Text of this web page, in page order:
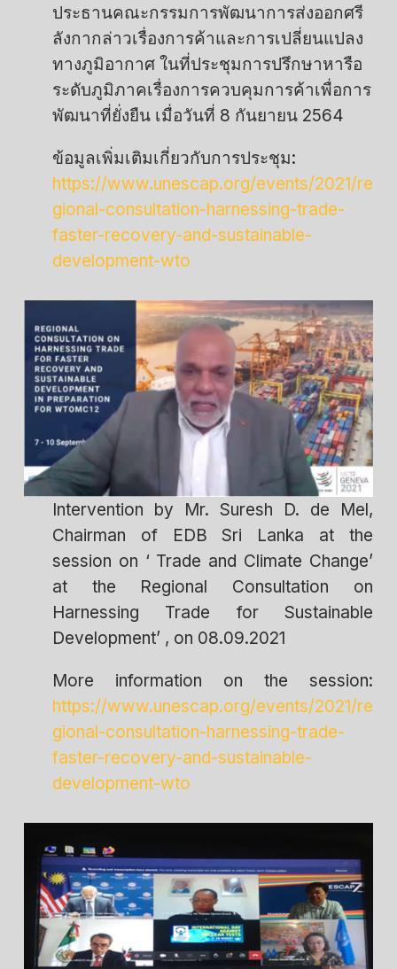
ประธานคณะกรรมการพัฒนาการส่งออกศรี
ลังกากล่าวเรื่องการค้าและการเปลี่ยนแปลง
ทางภูมิอากาศ ในที่ประชุมการปรึกษาหารือ
ระดับภูมิภาคเรื่องการควบคุมการค้าเพื่อการ
พัฒนาที่ยั่งยืน เมื่อวันที่ 8 กันยายน 2564
ข้อมูลเพิ่มเติมเกี่ยวกับการประชุม:
https://www.unescap.org/events/2021/re
gional-consultation-harnessing-trade-
faster-recovery-and-sustainable-
development-wto
Intervention by Mr. Suresh D. de Mel,
Chairman of EDB Sri Lanka at the
session on ‘ Trade and Climate Change’
at the Regional Consultation on
Harnessing Trade for Sustainable
Development’ , on 08.09.2021
More information on the session:
https://www.unescap.org/events/2021/re
gional-consultation-harnessing-trade-
faster-recovery-and-sustainable-
development-wto